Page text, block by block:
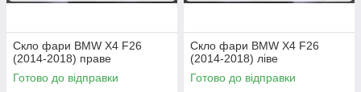
Скло фари BMW X4 F26
(2014-2018) праве
Готово до відправки
Скло фари BMW X4 F26
(2014-2018) ліве
Готово до відправки